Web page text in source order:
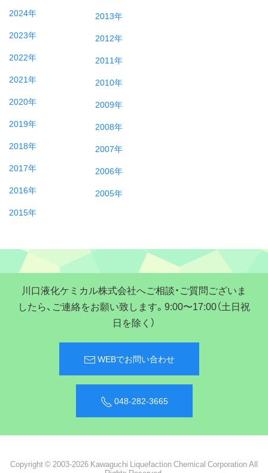
2024年
2023年
2022年
2021年
2020年
2019年
2018年
2017年
2016年
2015年
2013年
2012年
2011年
2010年
2009年
2008年
2007年
2006年
2005年
川口液化ケミカル株式会社へご相談・ご質問ございま
したら、ご連絡をお願い致します。9:00〜17:00（土日祝
日を除く）
WEBでお問い合わせ
048-282-3665
Copyright © 2003-2026 Kawaguchi Liquefaction Chemical Corporation All